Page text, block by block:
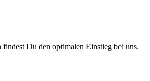
Du den optimalen Einstieg bei uns.